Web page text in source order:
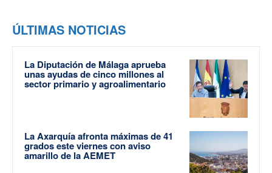
ÚLTIMAS NOTICIAS
La Diputación de Málaga aprueba
unas ayudas de cinco millones al
sector primario y agroalimentario
La Axarquía afronta máximas de 41
grados este viernes con aviso
amarillo de la AEMET